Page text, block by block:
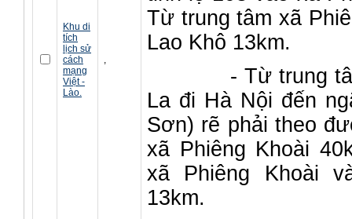
Khu di
tích
lịch sử
cách
mạng
Việt -
Lào.
,
Từ trung tâm xã
Lao Khô 13km.
- Từ trung tâm
La đi Hà Nội đến
Sơn) rẽ phải theo
xã Phiêng Khoài
xã Phiêng Khoài
13km.